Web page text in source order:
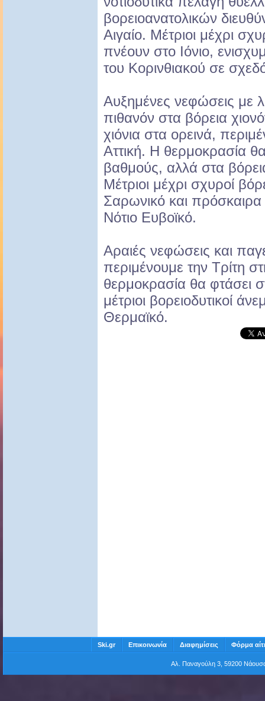
βορειοανατολικών
Αιγαίο. Μέτριοι μέχρι
πνέουν στο Ιόνιο,
του Κορινθιακού σε
Αυξημένες νεφώσεις με
πιθανόν στα βόρεια
χιόνια στα ορεινά,
Αττική. Η θερμοκρασία
βαθμούς, αλλά στα
Μέτριοι μέχρι σχυροί
Σαρωνικό και
Νότιο Ευβοϊκό.
Αραιές νεφώσεις και
περιμένουμε την Τρίτη
θερμοκρασία θα φτάσει
μέτριοι βορειοδυτικοί
Θερμαϊκό.
Ski.gr Επικοινωνία Διαφημίσεις Φόρμα
Αλ. Παναγούλη 3, 59200